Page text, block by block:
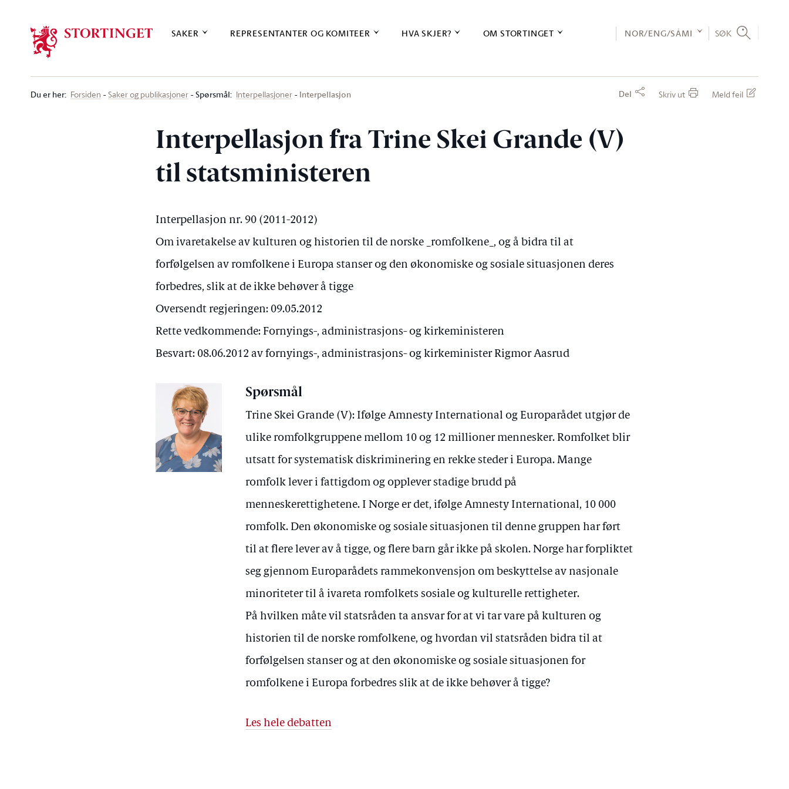
SAKER REPRESENTANTER OG KOMITEER HVA SKJER? OM STORTINGET NOR/ENG/SÁMI SØK
Du er her: Forsiden Saker og publikasjoner Spørsmål: Interpellasjoner Interpellasjon Del Skriv ut Meld feil
Interpellasjon fra Trine Skei Grande (V)
til statsministeren
Interpellasjon nr. 90 (2011-2012)
Om ivaretakelse av kulturen og historien til de norske _romfolkene_, og å bidra til at
forfølgelsen av romfolkene i Europa stanser og den økonomiske og sosiale situasjonen deres
forbedres, slik at de ikke behøver å tigge
Oversendt regjeringen: 09.05.2012
Rette vedkommende: Fornyings-, administrasjons- og kirkeministeren
Besvart: 08.06.2012 av fornyings-, administrasjons- og kirkeminister Rigmor Aasrud
Spørsmål
Trine Skei Grande (V): Ifølge Amnesty International og Europarådet utgjør de
ulike romfolkgruppene mellom 10 og 12 millioner mennesker. Romfolket blir
utsatt for systematisk diskriminering en rekke steder i Europa. Mange
romfolk lever i fattigdom og opplever stadige brudd på
menneskerettighetene. I Norge er det, ifølge Amnesty International, 10 000
romfolk. Den økonomiske og sosiale situasjonen til denne gruppen har ført
til at flere lever av å tigge, og flere barn går ikke på skolen. Norge har forpliktet
seg gjennom Europarådets rammekonvensjon om beskyttelse av nasjonale
minoriteter til å ivareta romfolkets sosiale og kulturelle rettigheter.
På hvilken måte vil statsråden ta ansvar for at vi tar vare på kulturen og
historien til de norske romfolkene, og hvordan vil statsråden bidra til at
forfølgelsen stanser og at den økonomiske og sosiale situasjonen for
romfolkene i Europa forbedres slik at de ikke behøver å tigge?
Les hele debatten